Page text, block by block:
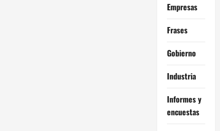
Empresas
Frases
Gobierno
Industria
Informes y
encuestas